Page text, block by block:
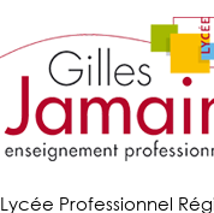
Lycée Professionnel